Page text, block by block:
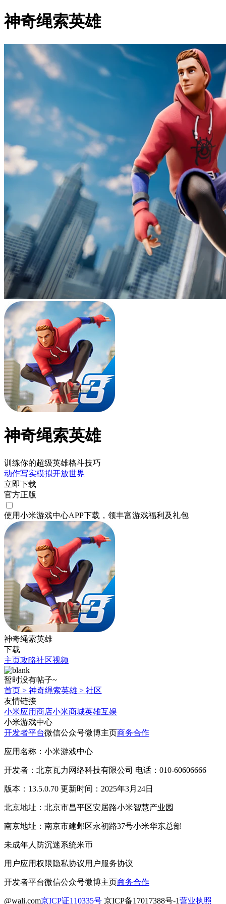
神奇绳索英雄
神奇绳索英雄
训练你的超级英雄格斗技巧
动作写实模拟开放世界
立即下载
官方正版
使用小米游戏中心APP下载 ，领丰富游戏福利 及礼包
神奇绳索英雄
下载
主页攻略社区视频
暂时没有帖子~
首页 > 神奇绳索英雄 > 社区
友情链接
小米应用商店小米商城英雄互娱
小米游戏中心
开发者平台微信公众号微博主页商务合作
应用名称：小米游戏中心
开发者：北京瓦力网络科技有限公司 电话：010-60606666
版本：13.5.0.70 更新时间：2025年3月24日
北京地址：北京市昌平区安居路小米智慧产业园
南京地址：南京市建邺区永初路37号小米华东总部
未成年人防沉迷系统米币
用户应用权限隐私协议用户服务协议
开发者平台微信公众号微博主页商务合作
@wali.com京ICP证110335号 京ICP备17017388号-1营业执照